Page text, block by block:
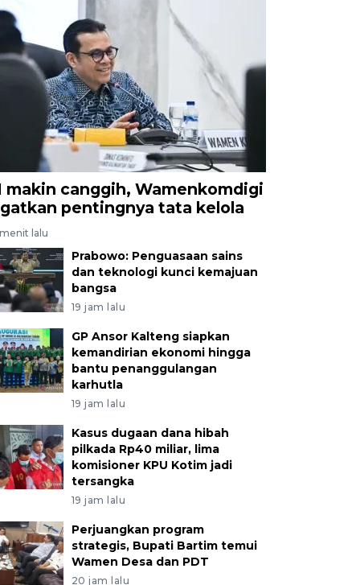
makin canggih, Wamenkomdigi
pentingnya tata kelola
lalu
Prabowo: Penguasaan sains
dan teknologi kunci kemajuan
bangsa
19 jam lalu
GP Ansor Kalteng siapkan
kemandirian ekonomi hingga
bantu penanggulangan
karhutla
19 jam lalu
Kasus dugaan dana hibah
pilkada Rp40 miliar, lima
komisioner KPU Kotim jadi
tersangka
19 jam lalu
Perjuangkan program
strategis, Bupati Bartim temui
Wamen Desa dan PDT
20 jam lalu